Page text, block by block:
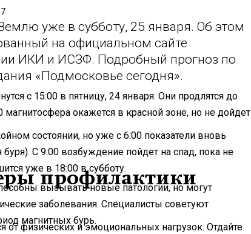
уже в субботу, 25 января. Об этом
на официальном сайте
ИКИ и ИСЗФ. Подробный прогноз по
«Подмосковье сегодня».
с 15:00 в пятницу, 24 января. Они продлятся до
магнитосфера окажется в красной зоне, но не дойдет
состоянии, но уже с 6:00 показатели вновь
С 9:00 возбуждение пойдет на спад, пока не
уже в 18:00 в субботу.
профилактики
вызывать новые патологии, но могут
заболевания. Специалисты советуют
магнитных бурь.
физических и эмоциональных нагрузок. Отдайте